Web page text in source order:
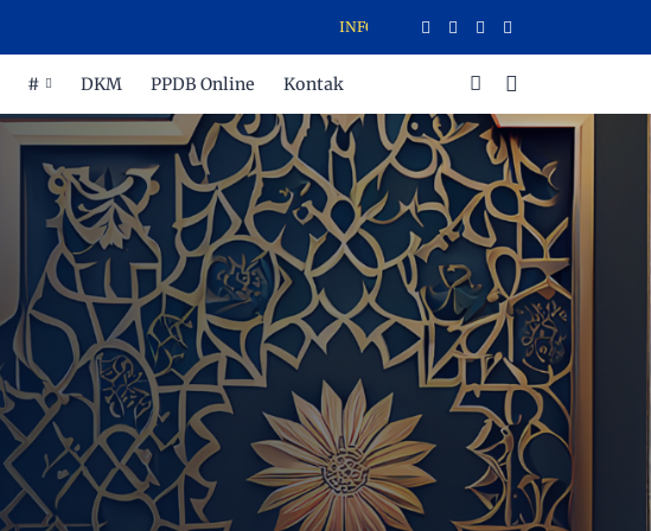
INFORMASI SISTEM PENERIMAAN MURID BARU
# DKM PPDB Online Kontak